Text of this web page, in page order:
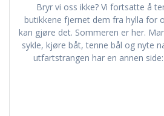
Bryr vi oss ikke? Vi fortsatte å
butikkene fjernet dem fra hylla for
kan gjøre det. Sommeren er her.
sykle, kjøre båt, tenne bål og nyte
utfartstrangen har en annen